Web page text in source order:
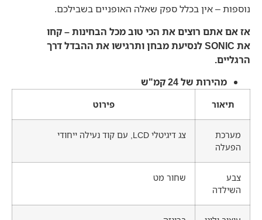
נוספות – אין בכלל ספק שאלה האופניים בשבילכם.
אז אם אתם רוצים את הכי טוב מכל הבחינות – קחו
את
SONIC לנסיעת מבחן ותרגישו את ההבדל דרך
הרגליים.
מהירות של 24 קמ"ש
תיאור פירוט
מערכת
הפעלה
צג דיגיטלי LCD, עם קוד נעילה ייחודי
צבע
השילדה
שחור מט